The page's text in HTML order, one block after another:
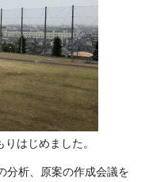
はじめました。
分析、原案の作成会議を